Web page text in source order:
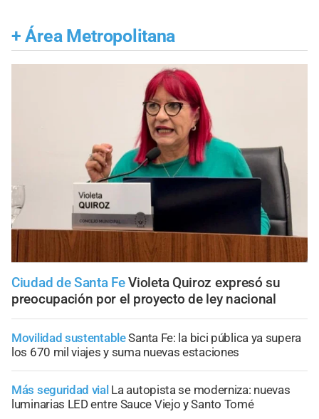
+ Área Metropolitana
Ciudad de Santa Fe Violeta Quiroz expresó su
preocupación por el proyecto de ley nacional
Movilidad sustentableSanta Fe: la bici pública ya supera
los 670 mil viajes y suma nuevas estaciones
Más seguridad vial La autopista se moderniza: nuevas
luminarias LED entre Sauce Viejo y Santo Tomé